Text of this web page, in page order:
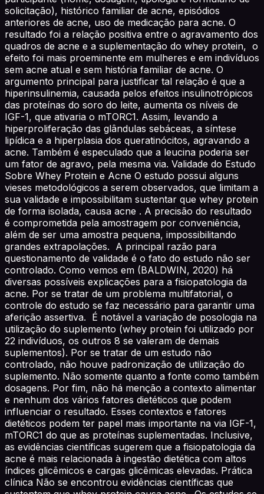
solicitação), histórico familiar de acne, episódios
anteriores de acne, uso de medicação para acne. O
resultado foi a relação positiva entre o agravamento dos
quadros de acne e a suplementação do whey protein, o
efeito foi mais proeminente em mulheres e em indivíduos
sem acne atual e sem história familiar de acne. O
argumento principal para justificar tal relação é que a
hiperinsulinemia, causada pelos efeitos insulinotrópicos
das proteínas do soro do leite, aumenta os níveis de
IGF-1, que ativaria o mTORC1. Assim, levando a
hiperproliferação das glândulas sebáceas, a síntese
lipídica e a hiperplasia dos queratinócitos, agravando a
acne. Também é especulado que a leucina poderia ser
um fator de agravo, pela mesma via. Validade do Estudo
Sobre Whey Protein e Acne O estudo possui alguns
vieses metodológicos a serem observados, que limitam a
sua validade e impossibilitam sustentar que whey protein
de forma isolada, causa acne . A precisão do resultado
é comprometida pela amostragem por conveniência,
além de ser uma amostra pequena, impossibilitando
grandes extrapolações. A principal razão para
questionamento de validade é o fato do estudo não ser
controlado. Como vemos em (BALDWIN, 2020) há
diversas possíveis explicações para a fisiopatologia da
acne. Por se tratar de um problema multifatorial, o
controle do estudo se faz necessário para garantir uma
aferição assertiva. É notável a variação de posologia na
utilização do suplemento (whey protein foi utilizado por
22 indivíduos, os outros 8 se valeram de demais
suplementos). Por se tratar de um estudo não
controlado, não houve padronização de utilização do
suplemento. Não somente quanto a fonte como também
dosagens. Por fim, não há menção a contexto alimentar
e nenhum dos vários fatores dietéticos que podem
influenciar o resultado. Esses contextos e fatores
dietéticos podem ter papel mais importante na via IGF-1,
mTORC1 do que as proteínas suplementadas. Inclusive,
as evidências científicas sugerem que a fisiopatologia da
acne é mais relacionada à ingestão dietética com altos
índices glicêmicos e cargas glicêmicas elevadas. Prática
clínica Não se encontrou evidências científicas que